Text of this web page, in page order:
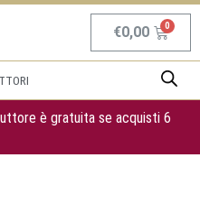
€0,00
è gratuita se acquisti 6